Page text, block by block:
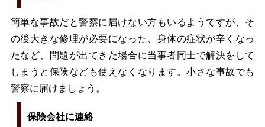
簡単な事故だと警察に届けない方もいるようですが、そ
の後大きな修理が必要になった、身体の症状が辛くなっ
たなど、問題が出てきた場合に当事者同士で解決をして
しまうと保険なども使えなくなります。小さな事故でも
警察に届けましょう。
保険会社に連絡